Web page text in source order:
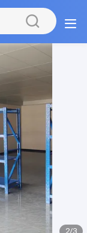
2/3